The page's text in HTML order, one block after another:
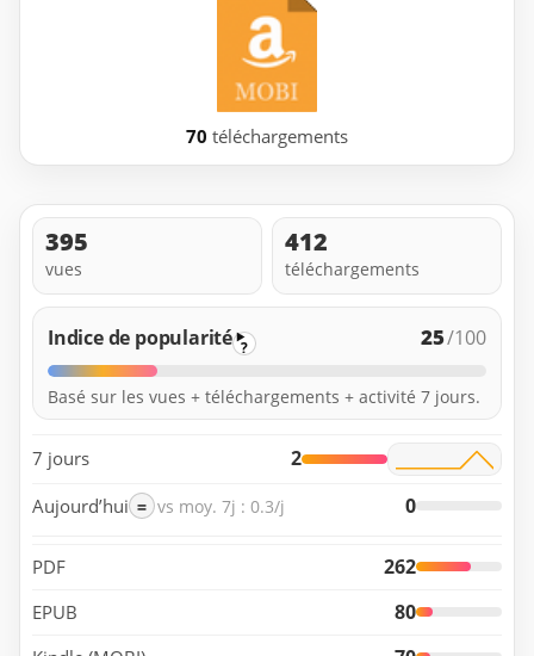
70 téléchargements
395
vues
412
téléchargements
Indice de popularité ? 25/100
Basé sur les vues + téléchargements + activité 7 jours.
7 jours 2
Aujourd’hui = vs moy. 7j : 0.3/j 0
PDF 262
EPUB 80